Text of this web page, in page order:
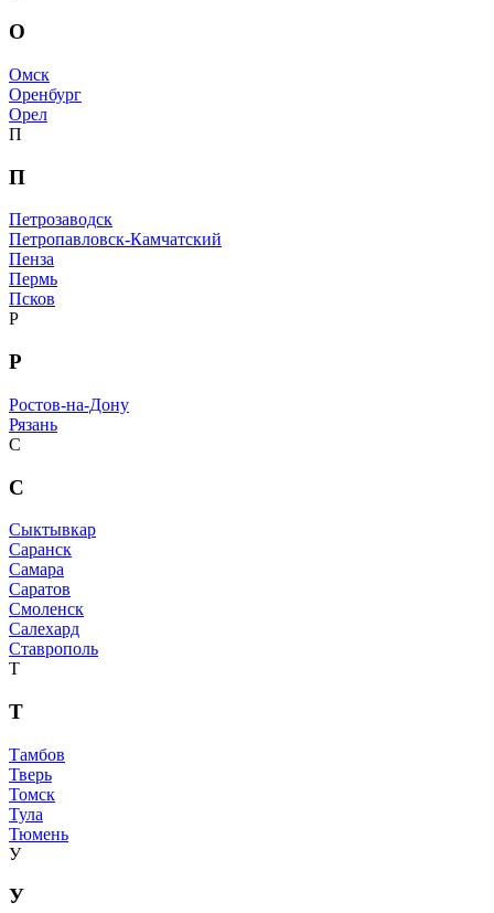
О
Омск
Оренбург
Орел
П
П
Петрозаводск
Петропавловск-Камчатский
Пенза
Пермь
Псков
Р
Р
Ростов-на-Дону
Рязань
С
С
Сыктывкар
Саранск
Самара
Саратов
Смоленск
Салехард
Ставрополь
Т
Т
Тамбов
Тверь
Томск
Тула
Тюмень
У
У